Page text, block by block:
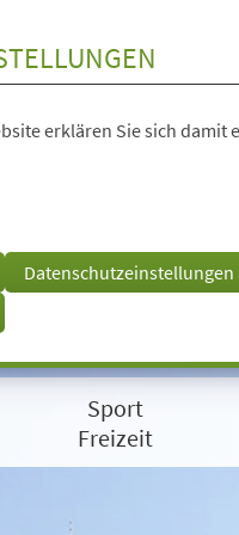
erklären Sie sich damit
Datenschutzeinstellungen
Sport
Freizeit